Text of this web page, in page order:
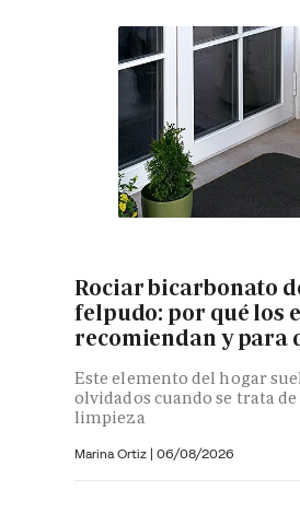
Rociar bicarbonato
felpudo: por qué los
recomiendan y para
Este elemento del hogar
olvidados cuando se trata
limpieza
Marina Ortiz | 06/08/2026